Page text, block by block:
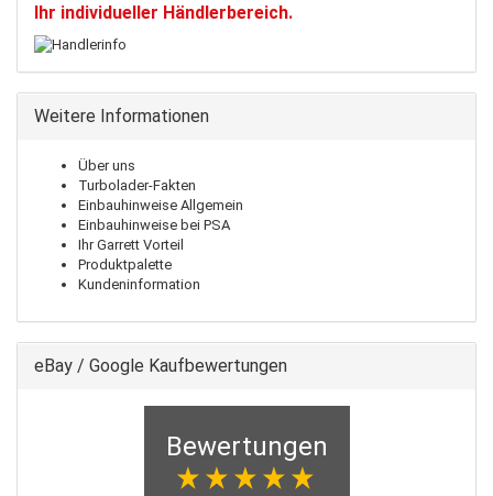
Ihr individueller Händlerbereich.
Weitere Informationen
Über uns
Turbolader-Fakten
Einbauhinweise Allgemein
Einbauhinweise bei PSA
Ihr Garrett Vorteil
Produktpalette
Kundeninformation
eBay / Google Kaufbewertungen
Bewertungen